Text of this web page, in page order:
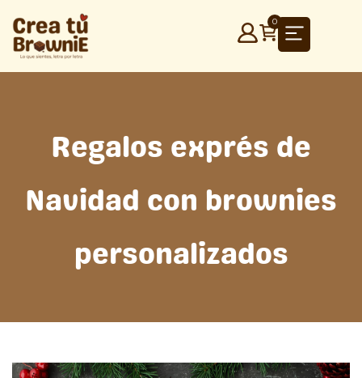
contenido
0
Regalos exprés de
Navidad con brownies
personalizados